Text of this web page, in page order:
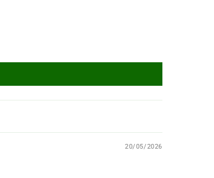
20/05/2026